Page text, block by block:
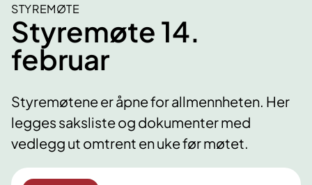
STYREMØTE
Styremøte 14.
februar
Styremøtene er åpne for allmennheten. Her
legges saksliste og dokumenter med
vedlegg ut omtrent en uke før møtet.